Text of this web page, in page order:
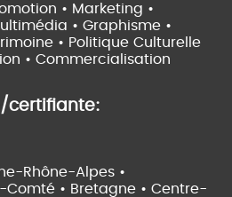
• Marketing •
• Graphisme •
• Politique Culturelle
• Commercialisation
certifiante:
Rhône-Alpes •
Comté • Bretagne • Centre-